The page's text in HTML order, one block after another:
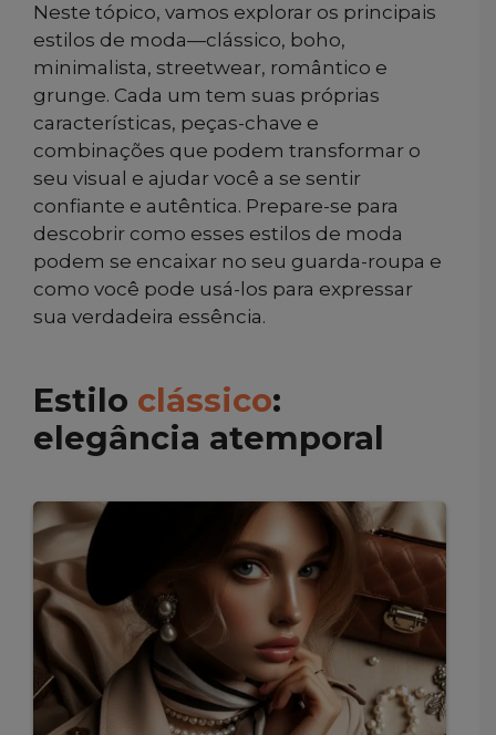
Neste tópico, vamos explorar os principais
estilos de moda—clássico, boho,
minimalista, streetwear, romântico e
grunge. Cada um tem suas próprias
características, peças-chave e
combinações que podem transformar o
seu visual e ajudar você a se sentir
confiante e autêntica. Prepare-se para
descobrir como esses estilos de moda
podem se encaixar no seu guarda-roupa e
como você pode usá-los para expressar
sua verdadeira essência.
Estilo clássico:
elegância atemporal